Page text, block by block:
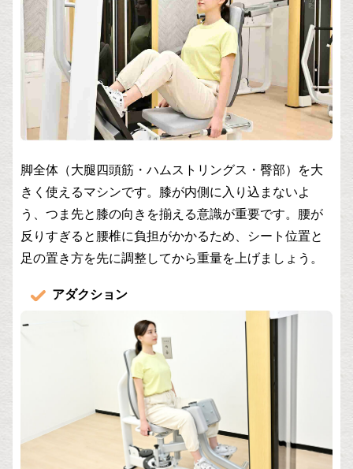
脚全体（大腿四頭筋・ハムストリングス・臀部）を大
きく使えるマシンです。膝が内側に入り込まないよ
う、つま先と膝の向きを揃える意識が重要です。腰が
反りすぎると腰椎に負担がかかるため、シート位置と
足の置き方を先に調整してから重量を上げましょう。
アダクション